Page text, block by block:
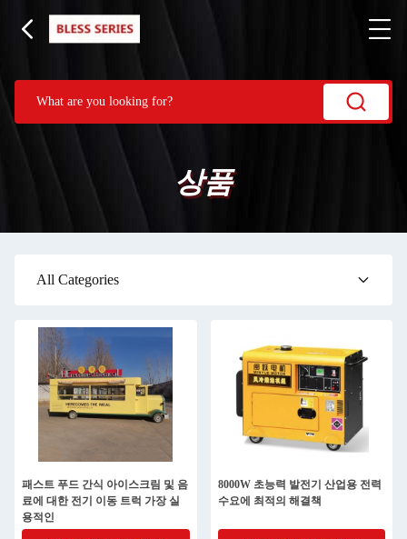
상품
All Categories
패스트 푸드 간식 아이스크림 및 음
료에 대한 전기 이동 트럭 가장 실
용적인
8000W 초능력 발전기 산업용 전력
수요에 최적의 해결책